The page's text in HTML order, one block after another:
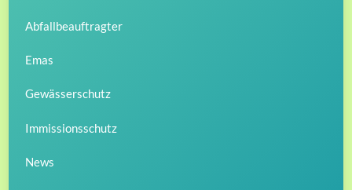
Abfallbeauftragter
Emas
Gewässerschutz
Immissionsschutz
News